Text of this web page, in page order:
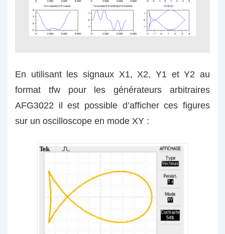
En utilisant les signaux X1, X2, Y1 et Y2 au
format tfw pour les générateurs arbitraires
AFG3022 il est possible d’afficher ces figures
sur un oscilloscope en mode XY :